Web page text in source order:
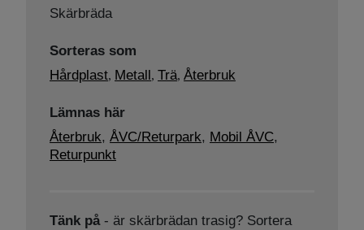
Skärbräda
Sorteras som
Hårdplast, Metall, Trä, Återbruk
Lämnas här
Återbruk, ÅVC/Returpark, Mobil ÅVC,
Returpunkt
Tänk på- är skärbrädan trasig? Sortera